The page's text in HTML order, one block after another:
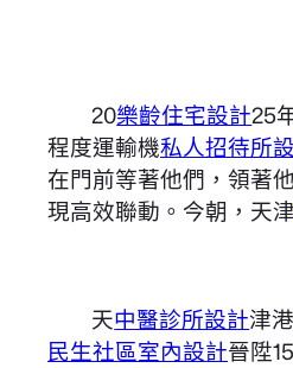
20樂齡住宅設計25
程度運輸機私人招待所
在門前等著他們，領著
現高效聯動。今朝，天津
天中醫診所設計津
民生社區室內設計晉陞